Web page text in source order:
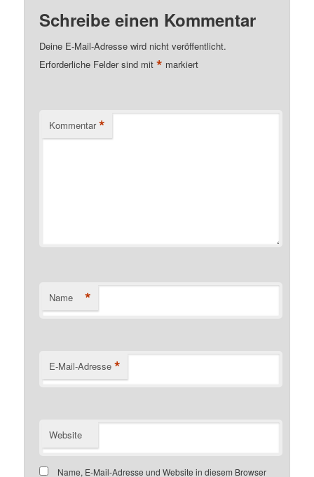
Schreibe einen Kommentar
Deine E-Mail-Adresse wird nicht veröffentlicht.
Erforderliche Felder sind mit* markiert
Kommentar *
Name *
E-Mail-Adresse *
Website
Name, E-Mail-Adresse und Website in diesem Browser